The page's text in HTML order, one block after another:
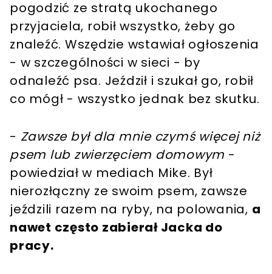
pogodzić ze stratą ukochanego
przyjaciela, robił wszystko, żeby go
znaleźć. Wszędzie wstawiał ogłoszenia
- w szczególności w sieci - by
odnaleźć psa. Jeździł i szukał go, robił
co mógł - wszystko jednak bez skutku.
- Zawsze był dla mnie czymś więcej niż
psem lub zwierzęciem domowym -
powiedział w mediach Mike. Był
nierozłączny ze swoim psem, zawsze
jeździli razem na ryby, na polowania, a
nawet często zabierał Jacka do
pracy.